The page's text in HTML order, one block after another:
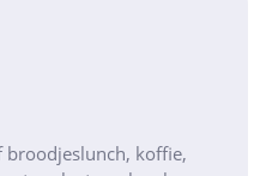
broodjeslunch, koffie,